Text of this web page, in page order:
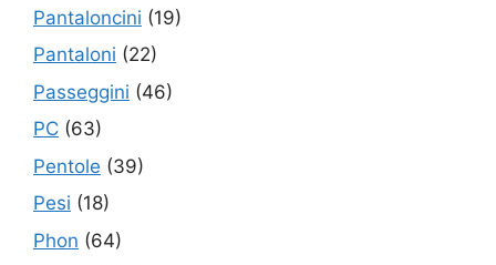
Pantaloncini (19)
Pantaloni (22)
Passeggini (46)
PC (63)
Pentole (39)
Pesi (18)
Phon (64)